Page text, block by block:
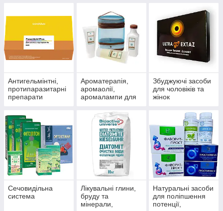
Антигельмінтні,
протипаразитарні
препарати
Ароматерапія,
аромаолії,
аромалампи для
приміщень
Збуджуючі засоби
для чоловіків та
жінок
Сечовидільна
система
Лікувальні глини,
бруду та
мінерали,
Натуральні засоби
для поліпшення
потенції,